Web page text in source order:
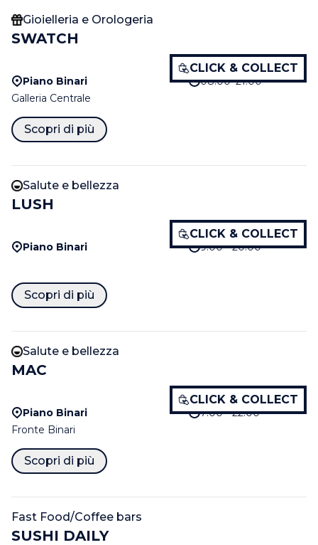
Gioielleria e Orologeria
SWATCH
CLICK & COLLECT
Piano Binari
08:00–21:00
Galleria Centrale
Scopri di più
Salute e bellezza
LUSH
CLICK & COLLECT
Piano Binari 9:00 - 20:00
Scopri di più
Salute e bellezza
MAC
CLICK & COLLECT
Piano Binari
7:00 - 22:00
Fronte Binari
Scopri di più
Fast Food/Coffee bars
SUSHI DAILY